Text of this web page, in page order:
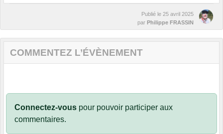
Publié le 25 avril 2025
par Philippe FRASSIN
COMMENTEZ L’ÉVÈNEMENT
Connectez-vous pour pouvoir participer aux
commentaires.